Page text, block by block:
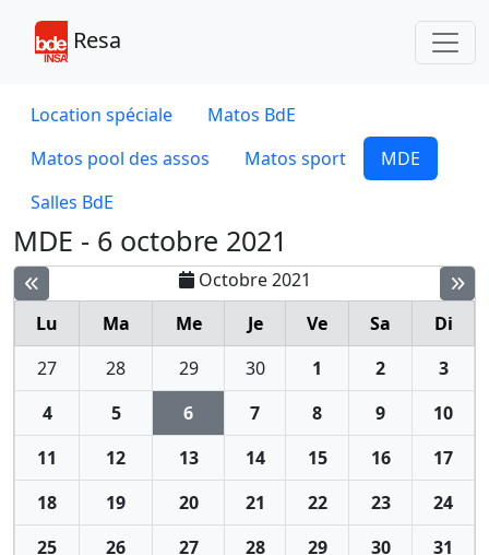
Resa
Location spéciale
Matos BdE
Matos pool des assos
Matos sport
MDE
Salles BdE
MDE - 6 octobre 2021
Octobre 2021
Lu
Ma Me Je Ve Sa
Di
27
28 29 30 1 2
3
4
5 6 7 8 9
10
11
12 13 14 15 16
17
18
19 20 21 22 23
24
25
26 27 28 29 30 31